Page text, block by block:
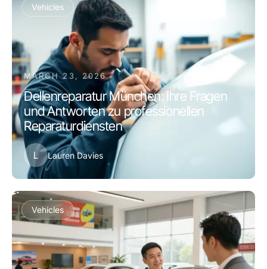
Vehicles
MARCH 23, 2026
Dellenreparatur München: Ihre Fragen
und Antworten zu professionellen
Reparaturdiensten
L Lauren Davies
Vehicles